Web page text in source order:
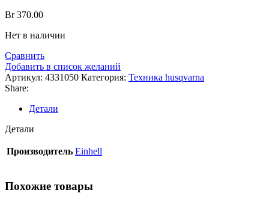
Br370.00
Нет в наличии
Сравнить
Добавить в список желаний
Артикул: 4331050 Категория: Техника husqvarna
Share:
Детали
Детали
Производитель Einhell
Похожие товары